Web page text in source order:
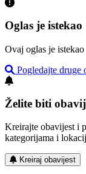
Oglas je istekao
Ovaj oglas je
Pogledajte druge
Želite biti
Kreirajte obavijest i
kategorijama i
Kreiraj obavijest